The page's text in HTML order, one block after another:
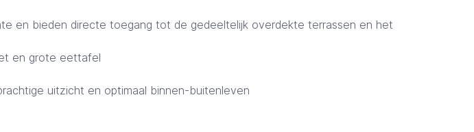
en bieden directe toegang tot de gedeeltelijk overdekte terrassen en het
en grote eettafel
uitzicht en optimaal binnen-buitenleven